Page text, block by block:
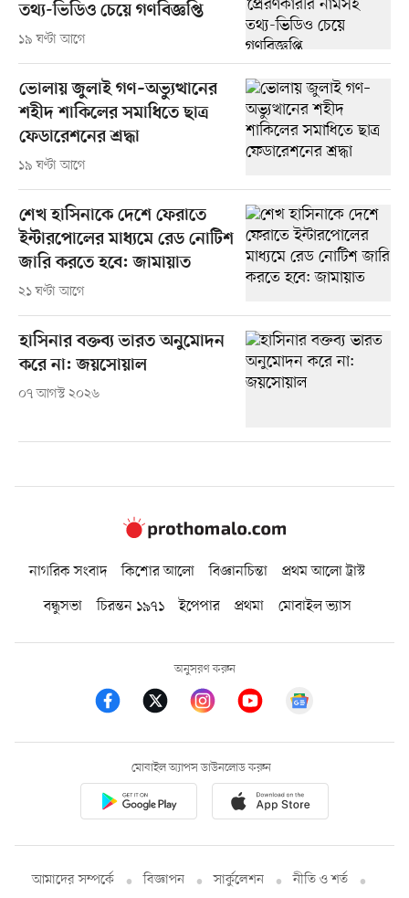
তথ্য-ভিডিও চেয়ে গণবিজ্ঞপ্তি
১৯ ঘণ্টা আগে
ভোলায় জুলাই গণ–অভ্যুত্থানের
শহীদ শাকিলের সমাধিতে ছাত্র
ফেডারেশনের শ্রদ্ধা
১৯ ঘণ্টা আগে
শেখ হাসিনাকে দেশে ফেরাতে
ইন্টারপোলের মাধ্যমে রেড নোটিশ
জারি করতে হবে: জামায়াত
২১ ঘণ্টা আগে
হাসিনার বক্তব্য ভারত অনুমোদন
করে না: জয়সোয়াল
০৭ আগস্ট ২০২৬
নাগরিক সংবাদ কিশোর আলো বিজ্ঞানচিন্তা
প্রথম আলো ট্রাস্ট
বন্ধুসভা
চিরন্তন ১৯৭১ ইপেপার প্রথমা মোবাইল ভ্যাস
অনুসরণ করুন
মোবাইল অ্যাপস ডাউনলোড করুন
আমাদের সম্পর্কে বিজ্ঞাপন সার্কুলেশন নীতি ও শর্ত